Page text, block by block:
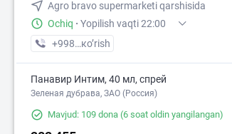
Agro bravo supermarketi qarshisida
Ochiq · Yopilish vaqti 22:00
+998 (66) XXX-XX-XX
кo’rish
Панавир Интим, 40 мл, спрей
Зеленая дубрава, ЗАО (Россия)
Mavjud: 109 dona (6 soat oldin yangilangan)